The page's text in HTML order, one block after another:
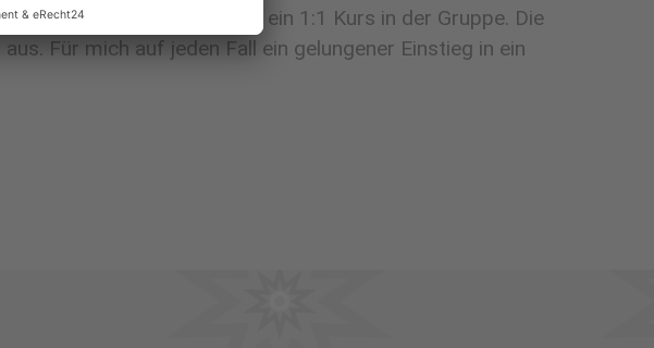
eingegangen wird, mehr ein 1:1 Kurs in der Gruppe. Die
Für mich auf jeden Fall ein gelungener Einstieg in ein